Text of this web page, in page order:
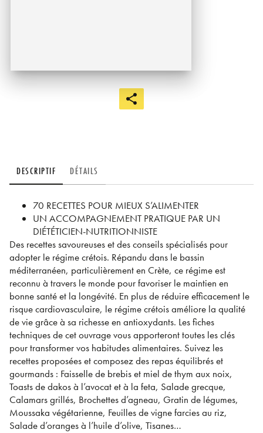
DESCRIPTIF DÉTAILS
70 RECETTES POUR MIEUX S’ALIMENTER
UN ACCOMPAGNEMENT PRATIQUE PAR UN
DIÉTÉTICIEN-NUTRITIONNISTE
Des recettes savoureuses et des conseils spécialisés pour
adopter le régime crétois. Répandu dans le bassin
méditerranéen, particulièrement en Crète, ce régime est
reconnu à travers le monde pour favoriser le maintien en
bonne santé et la longévité. En plus de réduire efficacement le
risque cardiovasculaire, le régime crétois améliore la qualité
de vie grâce à sa richesse en antioxydants. Les fiches
techniques de cet ouvrage vous apporteront toutes les clés
pour transformer vos habitudes alimentaires. Suivez les
recettes proposées et composez des repas équilibrés et
gourmands : Faisselle de brebis et miel de thym aux noix,
Toasts de dakos à l’avocat et à la feta, Salade grecque,
Calamars grillés, Brochettes d’agneau, Gratin de légumes,
Moussaka végétarienne, Feuilles de vigne farcies au riz,
Salade d’oranges à l’huile d’olive, Tisanes…